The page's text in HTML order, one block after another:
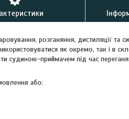
розганяння, дистиляції та
як окремо, так і в
приймачем під час
або: